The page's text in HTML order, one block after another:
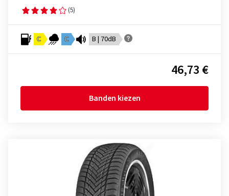
(5)
C C B | 70dB
46,73 €
Banden kiezen